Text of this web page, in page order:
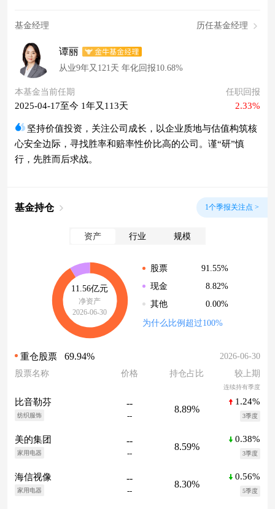
基金经理 历任基金经理
谭丽
从业9年又121天 年化回报10.68%
本基金当前任期
2025-04-17至今 1年又113天
任职回报
2.33%
坚持价值投资，关注公司成长，以企业质地与估值构筑核
心安全边际，寻找胜率和赔率性价比高的公司。谨“研”慎
行，先胜而后求战。
基金持仓 1个季报关注点 >
资产 行业 规模
11.56亿元
净资产
2026-06-30
股票
91.55%
现金
8.82%
其他
0.00%
为什么比例超过100%
重仓股票 69.94%
2026-06-30
股票名称
价格 持仓占比 较上期
连续持有季度
比音勒芬
纺织服饰
--
--
8.89%
1.24%
3季度
美的集团
家用电器
--
--
8.59%
0.38%
3季度
海信视像
家用电器
--
--
8.30%
0.56%
5季度